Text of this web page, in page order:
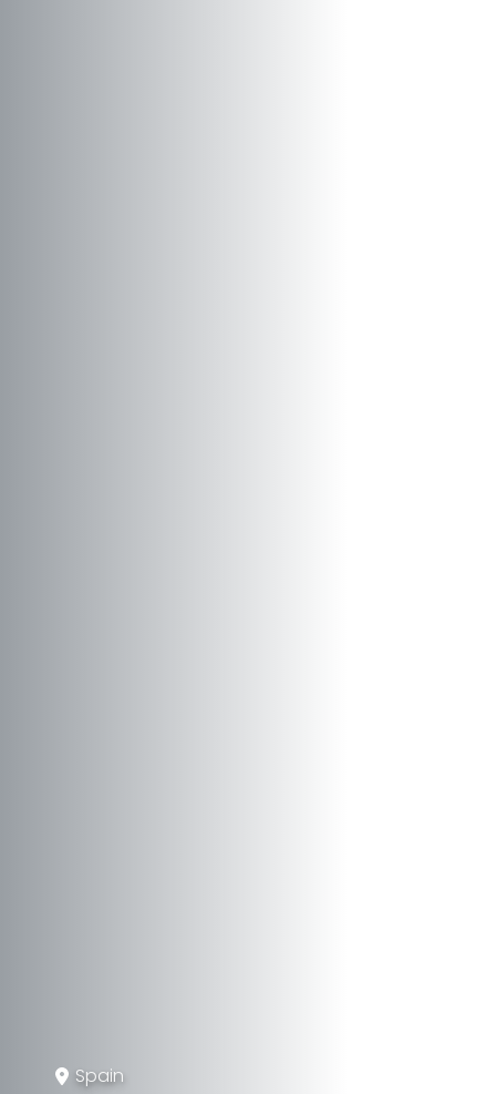
Spain